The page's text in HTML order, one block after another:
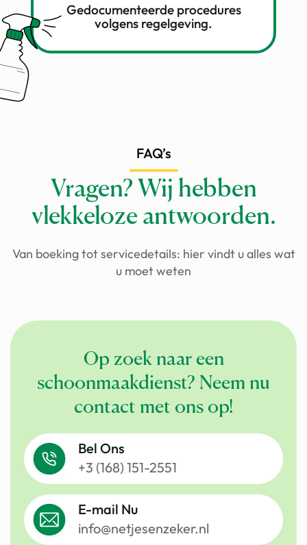
Services
Gedocumenteerde procedures
volgens regelgeving.
FAQ’s
Vragen? Wij hebben
vlekkeloze antwoorden.
Van boeking tot servicedetails: hier vindt u alles wat
u moet weten
Op zoek naar een
schoonmaakdienst? Neem nu
contact met ons op!
Bel Ons
+3 (168) 151-2551
E-mail Nu
info@netjesenzeker.nl